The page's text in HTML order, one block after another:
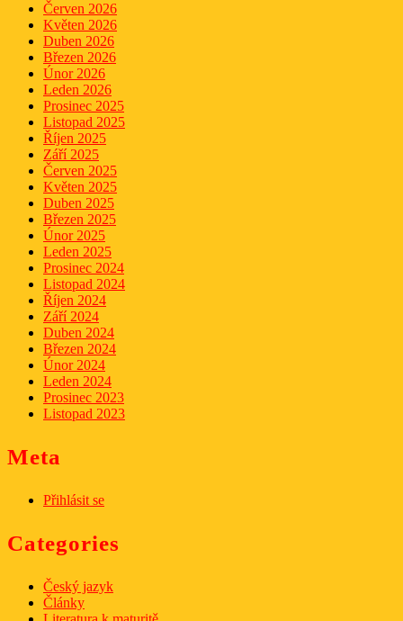
Červen 2026
Květen 2026
Duben 2026
Březen 2026
Únor 2026
Leden 2026
Prosinec 2025
Listopad 2025
Říjen 2025
Září 2025
Červen 2025
Květen 2025
Duben 2025
Březen 2025
Únor 2025
Leden 2025
Prosinec 2024
Listopad 2024
Říjen 2024
Září 2024
Duben 2024
Březen 2024
Únor 2024
Leden 2024
Prosinec 2023
Listopad 2023
Meta
Přihlásit se
Categories
Český jazyk
Články